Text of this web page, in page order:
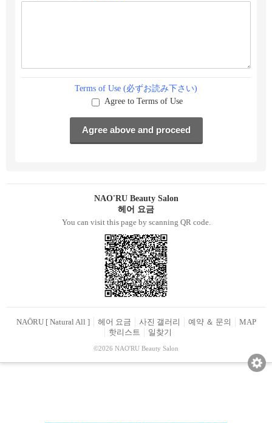
Terms of Use (必ずお読み下さい)
Agree to Terms of Use
NAO'RU Beauty Salon
헤어 요금
You can visit this page by scanning QR code.
NAŌRU [ Natural All ] 헤어 요금 사진 갤러리 예약 ＆ 문의
MAP
핫리스트
일찾기
©2026 NAO'RU Beauty Salon